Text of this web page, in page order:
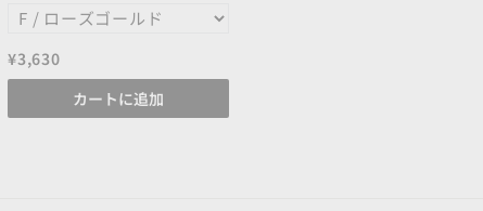
¥3,630
カートに追加